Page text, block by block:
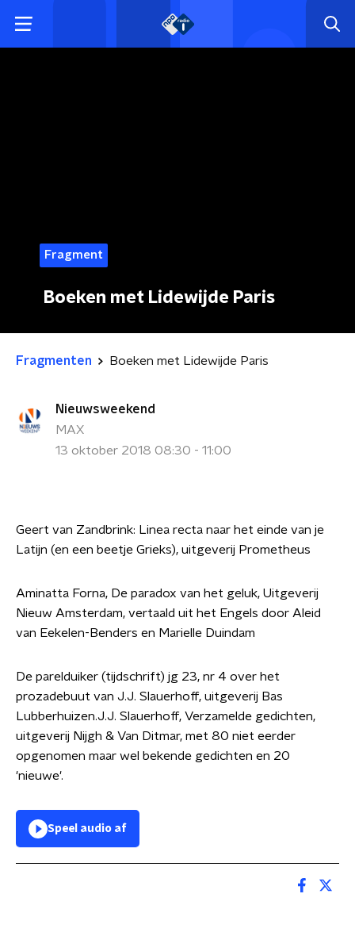
Fragment
Boeken met Lidewijde Paris
Fragmenten Boeken met Lidewijde Paris
Nieuwsweekend
MAX
13 oktober 2018 08:30 - 11:00
Geert van Zandbrink: Linea recta naar het einde van je
Latijn (en een beetje Grieks), uitgeverij Prometheus
Aminatta Forna, De paradox van het geluk, Uitgeverij
Nieuw Amsterdam, vertaald uit het Engels door Aleid
van Eekelen-Benders en Marielle Duindam
De parelduiker (tijdschrift) jg 23, nr 4 over het
prozadebuut van J.J. Slauerhoff, uitgeverij Bas
Lubberhuizen.J.J. Slauerhoff, Verzamelde gedichten,
uitgeverij Nijgh & Van Ditmar, met 80 niet eerder
opgenomen maar wel bekende gedichten en 20
'nieuwe'.
Speel audio af